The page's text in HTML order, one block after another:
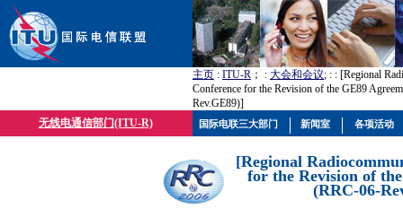
主页 : ITU-R ； : 大会和会议; : : [Regional
Conference for the Revision of the GE89
Rev.GE89)]
无线电通信部门(ITU-R)
[Regional
for the Revision of
(RRC-06-
国际电联三大部门 新闻室 各项活动